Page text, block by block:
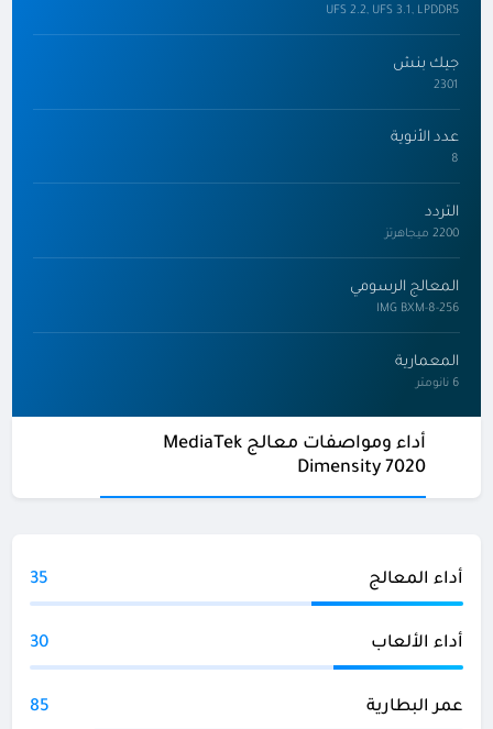
UFS 2.2, UFS 3.1, LPDDR5
جيك بنش
2301
عدد الأنوية
8
التردد
2200 ميجاهرتز
المعالج الرسومي
IMG BXM-8-256
المعمارية
6 نانومتر
أداء ومواصفات معالج MediaTek
Dimensity 7020
أداء المعالج 35
أداء الألعاب 30
عمر البطارية 85